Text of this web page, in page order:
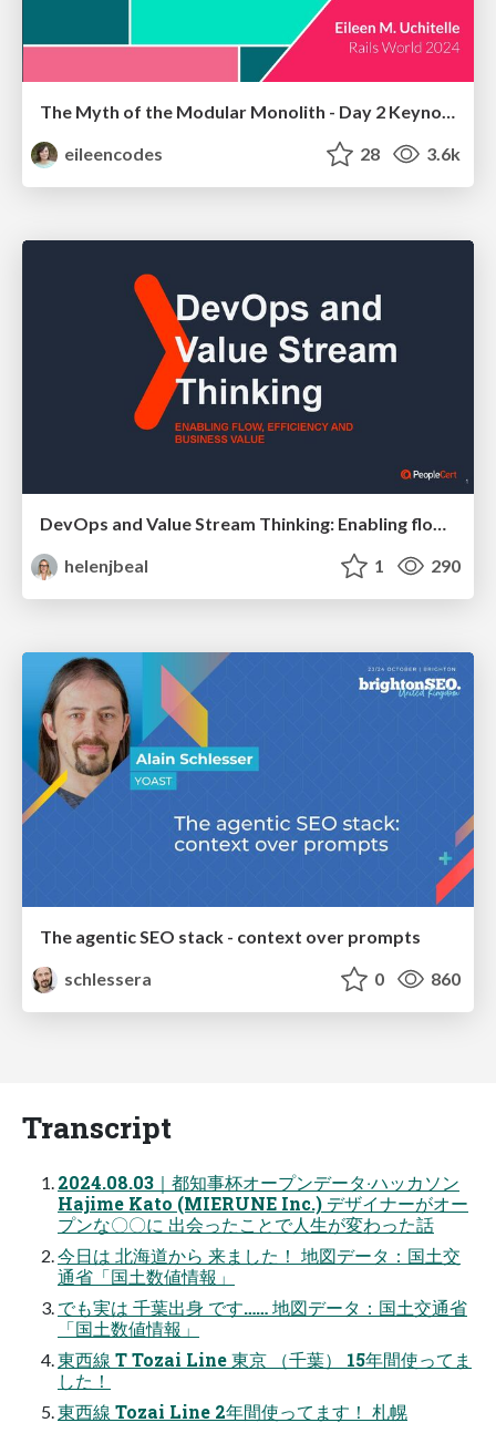
The Myth of the Modular Monolith - Day 2 Keynote - Rails World 2024
eileencodes
28 3.6k
DevOps and Value Stream Thinking: Enabling flow, efficiency and business value
helenjbeal
1 290
The agentic SEO stack - context over prompts
schlessera
0 860
Transcript
2024.08.03｜都知事杯オープンデータ‧ハッカソン
Hajime Kato (MIERUNE Inc.) デザイナーがオー
プンな〇〇に 出会ったことで⼈⽣が変わった話
今⽇は 北海道から 来ました！ 地図データ：国⼟交
通省「国⼟数値情報」
でも実は 千葉出⾝ です…… 地図データ：国⼟交通省
「国⼟数値情報」
東⻄線 T Tozai Line 東京 （千葉） 15年間使ってま
した！
東⻄線 Tozai Line 2年間使ってます！ 札幌